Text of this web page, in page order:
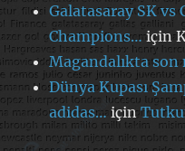
Galatasaray SK vs
Champions…için
Magandalıkta son
Dünya Kupası
adidas…için